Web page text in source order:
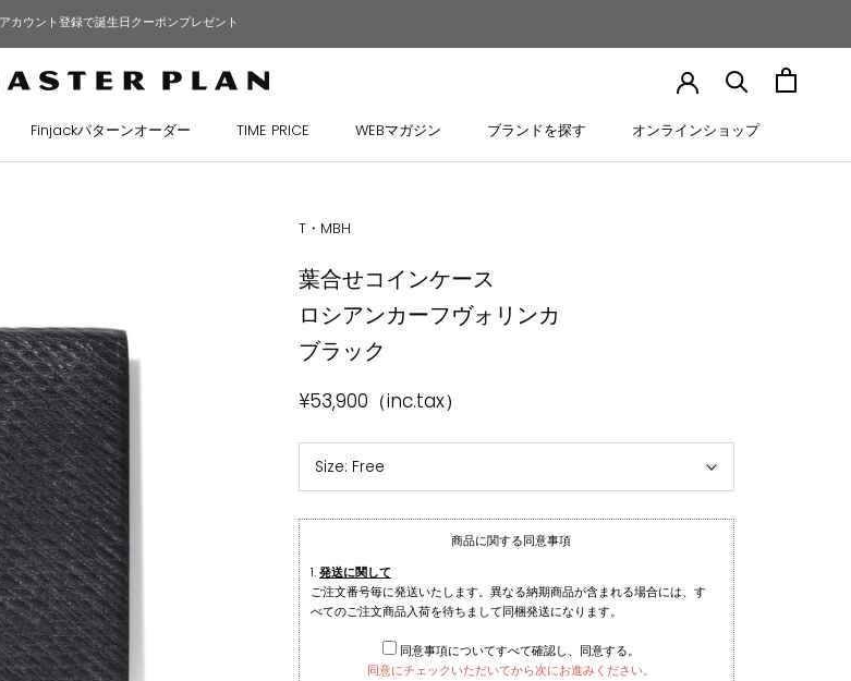
アカウント登録で誕生日クーポンプレゼント
Finjackパターンオーダー
Finjackパターンオーダー TIME PRICE
TIME PRICE WEBマガジン
WEBマガジン
ブランドを探す
オンラインショップ
T・MBH
葉合せコインケース
ロシアンカーフヴォリンカ
ブラック
¥53,900（inc.tax）
Size: Free
商品に関する同意事項
発送に関して
ご注文番号毎に発送いたします。異なる納期商品が含まれる場合には、す
べてのご注文商品入荷を待ちまして同梱発送になります。
同意事項についてすべて確認し、同意する。
同意にチェックいただいてから次にお進みください。